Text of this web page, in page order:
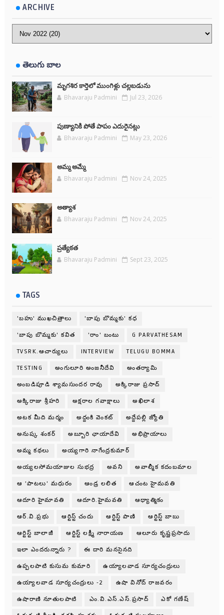
ARCHIVE
తెలుగు బాల
మృగశిర కార్తెలో ముంగిళ్లు చల్లబడును
Bhavaraju Padmini Jul 23, 2026
పుణ్యానికి పోతే పాపం ఎదురైనట్లు
Bhavaraju Padmini May 23, 2026
అమ్మ అమ్మే
Bhavaraju Padmini Nov 24, 2025
అత్యాశ
Bhavaraju Padmini Nov 24, 2025
ప్రత్యేకత
Bhavaraju Padmini Sept 23, 2025
TAGS
'బహు' ముఖచిత్రాలు 'బాపు బొమ్మకు' కధ
'బాపు బొమ్మకు' కవిత 'రాం' బంటు G PARVATHESAM
TVSRK.ఆచార్యులు INTERVIEW TELUGU BOMMA
TESTING అంగులూరి అంజనీదేవి అంతర్యామి
అంబడిపూడి శ్యామసుందర రావు అక్కిరాజు ప్రసాద్
అక్కిరాజు శ్రీహరి అక్షరాల గవాక్షాలు అఖిలాశ
అటక మీది మర్మం అద్దంకి వెంకట్ అద్దేపల్లి జ్యోతి
అనుష్క శంకర్ అబ్బూరి ఛాయాదేవి అభిప్రాయాలు
అమ్మ కథలు అయ్యగారి నాగేంద్రకుమార్
అయ్యలసోమయాజుల సుభద్ర అవని అవాల్మీక కదంబమాల
ఆ 'పాటలు' మధురం ఆండ్ర లలిత ఆచంట హైమవతి
ఆదూరి హైమావతి ఆదూరి.హైమవతి ఆధ్యాత్మికం
ఆర్.వి.ప్రభు ఆర్టిస్ట్ చందు ఆర్టిస్ట్ పాణి ఆర్టిస్ట్ బాబు
ఆర్టిస్ట్ బాలాజీ ఆర్టిస్ట్ లక్ష్మీ నారాయణ ఆలూరు కృష్ణప్రసాదు
ఇలా ఎందరున్నారు ? ఈ దారి మనసైనది
ఉప్పలపాటి కుసుమ కుమారి ఉయ్యాలవాడ సూర్యచంద్రులు
ఉయ్యాలవాడ సూర్యచంద్రులు -2 ఉషా వినోద్ రాజవరం
ఉషారాణి నూతులపాటి ఎం.వి.ఎస్.ఎస్.ప్రసాద్ ఎకో గణేష్